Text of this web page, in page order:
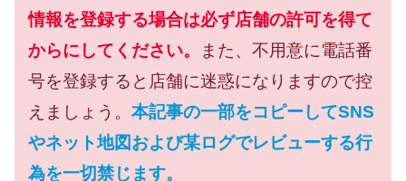
情報を登録する場合は必ず店舗の許可を得て
からにしてください。
また、不用意に電話番
号を登録すると店舗に迷惑になりますので控
えましょう。 本記事の一部をコピーしてSNS
やネット地図および某ログでレビューする行
為を一切禁じます。